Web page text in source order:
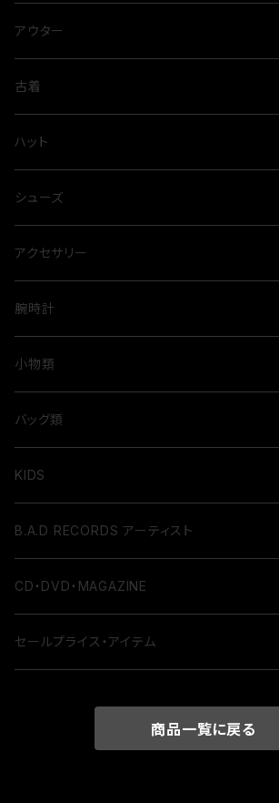
アウター
古着
ハット
シューズ
アクセサリー
腕時計
小物類
バッグ類
KIDS
B.A.D RECORDS アーティスト
CD・DVD・MAGAZINE
セールプライス・アイテム
商品一覧に戻る